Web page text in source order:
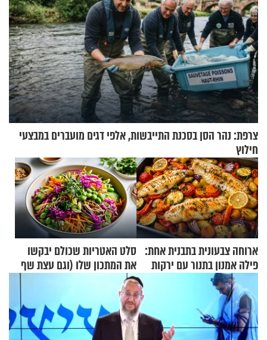
צרפת: נהר הסן בסכנת התייבשות, אלפי דגים מועברים במבצעי
חילוץ
ארוחה צבעונית בתבנית אחת:
פילה אמנון בתנור עם ירקות
סלט האטריות שכולם יבקשו
את המתכון שלו (וגם עצת שף
להגשת הרוטב)